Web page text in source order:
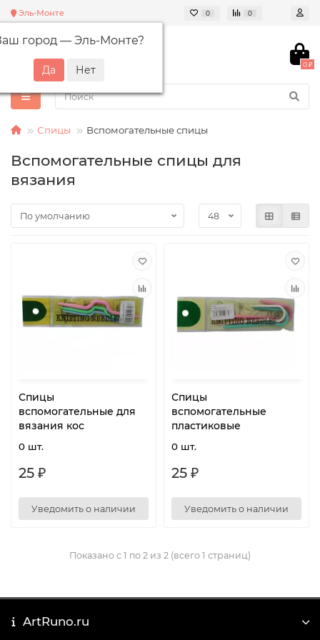
Эль-Монте
город — Эль-Монте?
0 0
0 ₽
Спицы Вспомогательные спицы
Вспомогательные спицы для
вязания
Спицы
вспомогательные для
вязания кос
0 шт.
25 ₽
Уведомить о наличии
Спицы
вспомогательные
пластиковые
0 шт.
25 ₽
Уведомить о наличии
Показано с 1 по 2 из 2 (всего 1 страниц)
ArtRuno.ru